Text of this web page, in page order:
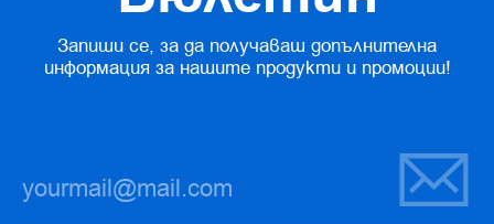
Запиши се, за да получаваш допълнителна
информация за нашите продукти и промоции!